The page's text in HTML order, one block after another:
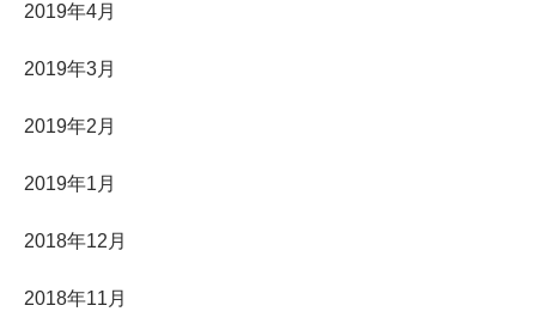
2019年4月
2019年3月
2019年2月
2019年1月
2018年12月
2018年11月